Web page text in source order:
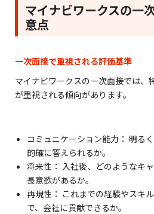
マイナビワークスの一
意点
一次面接で重視される評価基準
マイナビワークスの一次面接では、
が重視される傾向があります。
コミュニケーション能力： 明る
的確に答えられるか。
将来性： 入社後、どのようなキ
長意欲があるか。
再現性： これまでの経験やスキ
で、会社に貢献できるか。